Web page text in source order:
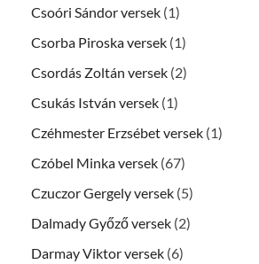
Csoóri Sándor versek (1)
Csorba Piroska versek (1)
Csordás Zoltán versek (2)
Csukás István versek (1)
Czéhmester Erzsébet versek (1)
Czóbel Minka versek (67)
Czuczor Gergely versek (5)
Dalmady Győző versek (2)
Darmay Viktor versek (6)